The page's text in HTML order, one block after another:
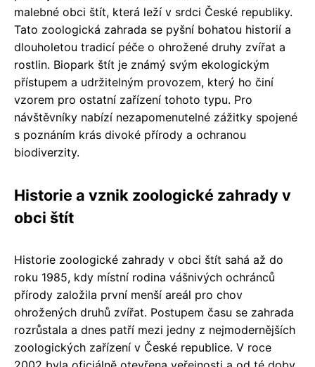
malebné obci štít, která leží v srdci České republiky.
Tato zoologická zahrada se pyšní bohatou historií a
dlouholetou tradicí péče o ohrožené druhy zvířat a
rostlin. Biopark štít je známý svým ekologickým
přístupem a udržitelným provozem, který ho činí
vzorem pro ostatní zařízení tohoto typu. Pro
návštěvníky nabízí nezapomenutelné zážitky spojené
s poznáním krás divoké přírody a ochranou
biodiverzity.
Historie a vznik zoologické zahrady v
obci štít
Historie zoologické zahrady v obci štít sahá až do
roku 1985, kdy místní rodina vášnivých ochránců
přírody založila první menší areál pro chov
ohrožených druhů zvířat. Postupem času se zahrada
rozrůstala a dnes patří mezi jedny z nejmodernějších
zoologických zařízení v České republice. V roce